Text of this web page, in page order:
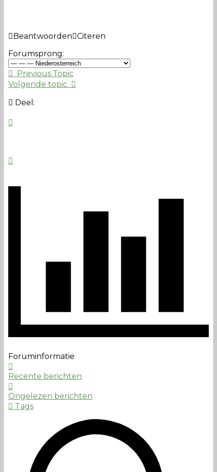
Beantwoorden Citeren
Forumsprong:
Previous Topic
Volgende topic
Deel:
Foruminformatie
Recente berichten
Ongelezen berichten
Tags